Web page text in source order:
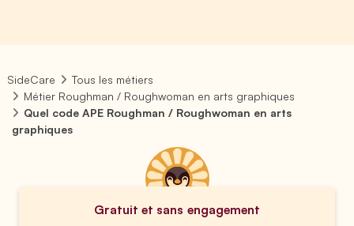
SideCare
Tous les métiers
Métier Roughman / Roughwoman en arts graphiques
Quel code APE Roughman / Roughwoman en arts
graphiques
Gratuit et sans engagement